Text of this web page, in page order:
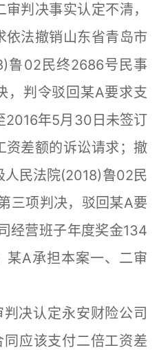
判决事实认定不清，
依法撤销山东省青岛市
鲁02民终2686号民事
，判令驳回某A要求支
2016年5月30日未签订
资差额的诉讼请求；撤
人民法院(2018)鲁02民
三项判决，驳回某A要
经营班子年度奖金134
某A承担本案一、二审
决认定永安财险公司
应该支付二倍工资差